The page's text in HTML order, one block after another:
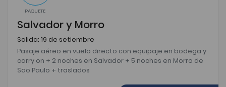
PAQUETE
Salvador y Morro
Salida: 19 de setiembre
Pasaje aéreo en vuelo directo con equipaje en bodega y
carry on + 2 noches en Salvador + 5 noches en Morro de
Sao Paulo + traslados